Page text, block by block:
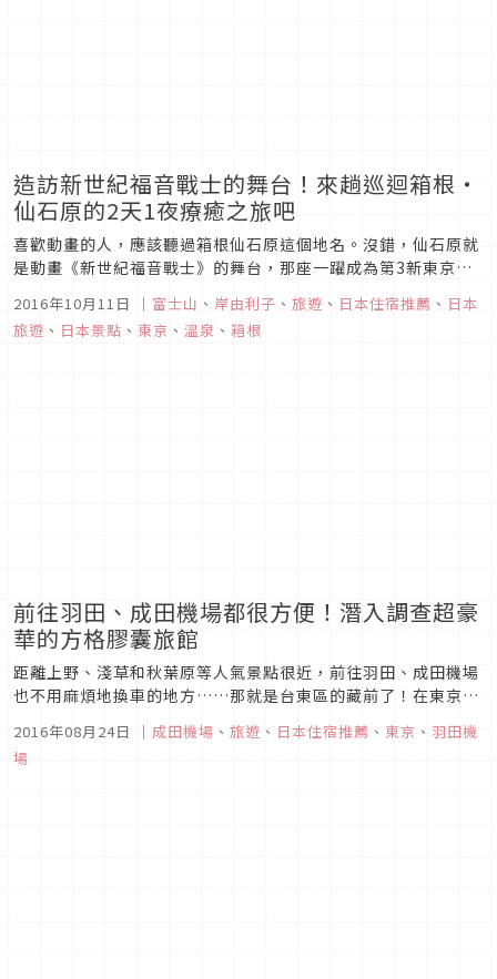
造訪新世紀福音戰士的舞台！來趟巡迴箱根・
仙石原的2天1夜療癒之旅吧
喜歡動畫的人，應該聽過箱根仙石原這個地名。沒錯，仙石原就
是動畫《新世紀福音戰士》的舞台，那座一躍成為第3新東京市
實際的仙石原是一座類似温泉鄉的箱根，充滿老字號高級旅館和
日本料理店的優美城鎮。
2016年10月11日 ｜ 富士山 、 岸由利子 、 旅遊 、 日本住宿推薦 、 日本
旅遊 、 日本景點 、 東京 、 溫泉 、 箱根
前往羽田、成田機場都很方便！潛入調查超豪
華的方格膠囊旅館
距離上野、淺草和秋葉原等人氣景點很近，前往羽田、成田機場
也不用麻煩地換車的地方……那就是台東區的藏前了！在東京觀
分便利的，可當作選擇的腹案。
2016年08月24日 ｜ 成田機場 、 旅遊 、 日本住宿推薦 、 東京 、 羽田機
場